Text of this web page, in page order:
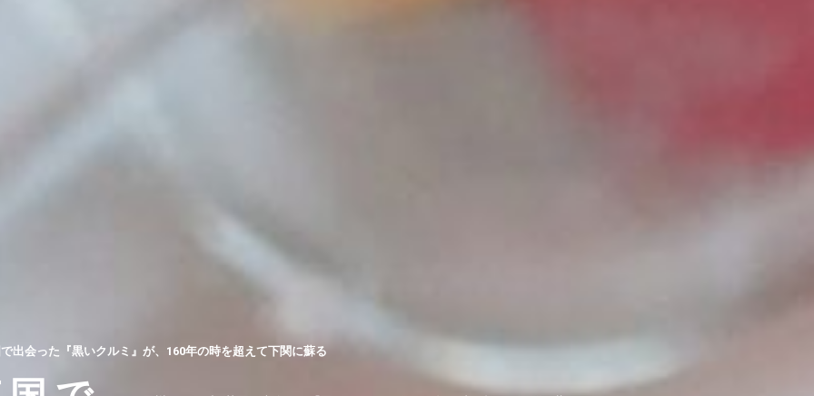
出会った『黒いクルミ』が、160年の時を超えて下関に蘇る